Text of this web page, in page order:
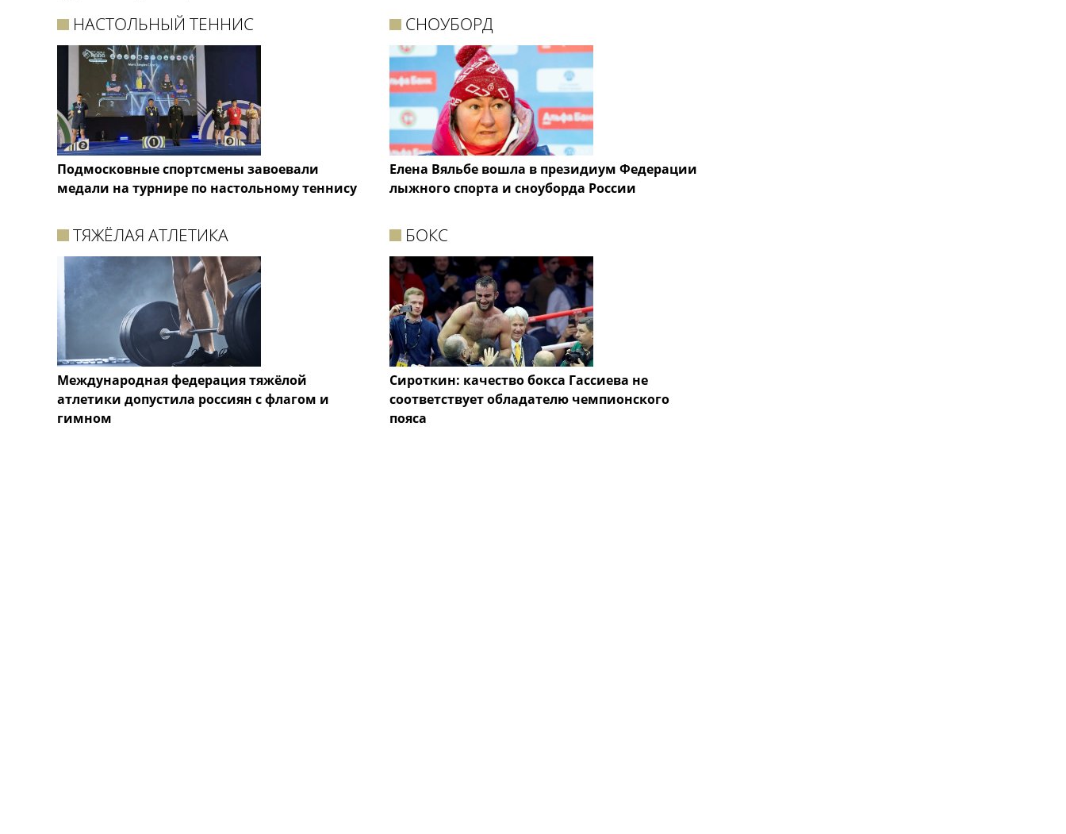
НАСТОЛЬНЫЙ ТЕННИС
Подмосковные спортсмены завоевали
медали на турнире по настольному теннису
СНОУБОРД
Елена Вяльбе вошла в президиум Федерации
лыжного спорта и сноуборда России
ТЯЖЁЛАЯ АТЛЕТИКА
Международная федерация тяжёлой
атлетики допустила россиян с флагом и
гимном
БОКС
Сироткин: качество бокса Гассиева не
соответствует обладателю чемпионского
пояса